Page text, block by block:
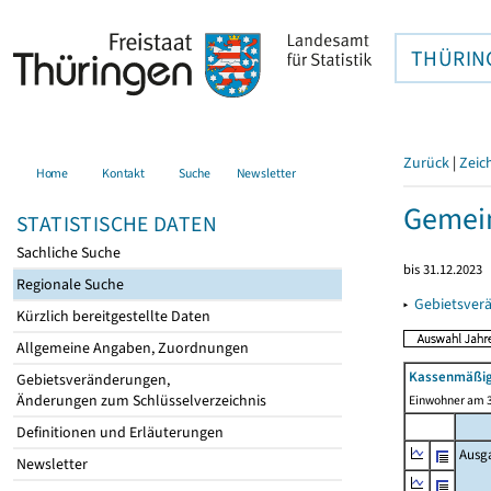
Home Kontakt Suche Newsletter
STATISTISCHE DATEN
Sachliche Suche
Regionale Suche
Kürzlich bereitgestellte Daten
Allgemeine Angaben, Zuordnungen
Gebietsveränderungen,
Änderungen zum Schlüsselverzeichnis
Definitionen und Erläuterungen
Newsletter
Zurück |
bis 31.12.2023
▸
Einwohner am